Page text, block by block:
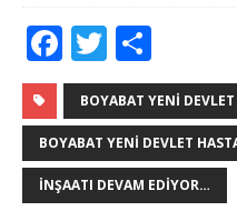
F
a
c
e
b
T
w
it
te
r
h
ar
e
BOYABAT YENI
BOYABAT YENI DEVLET
İNŞAATI DEVAM EDIYOR…